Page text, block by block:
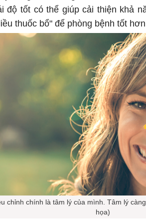
độ tốt có thể giúp cải thiện khả
thuốc bổ" để phòng bệnh tốt
chỉnh chính là tâm lý của mình. Tâm lý
họa)